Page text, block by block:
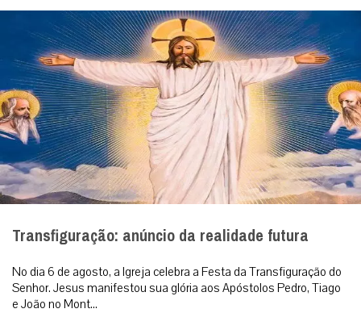
Transfiguração: anúncio da realidade futura
No dia 6 de agosto, a Igreja celebra a Festa da Transfiguração do
Senhor. Jesus manifestou sua glória aos Apóstolos Pedro, Tiago
e João no Mont...